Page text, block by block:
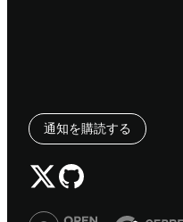
通知を購読する